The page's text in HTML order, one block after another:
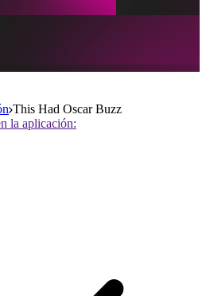
This Had Oscar Buzz
la aplicación: